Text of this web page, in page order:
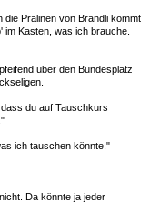
die Pralinen von Brändli kommt
Kasten, was ich brauche.
über den Bundesplatz
du auf Tauschkurs
ich tauschen könnte."
Da könnte ja jeder